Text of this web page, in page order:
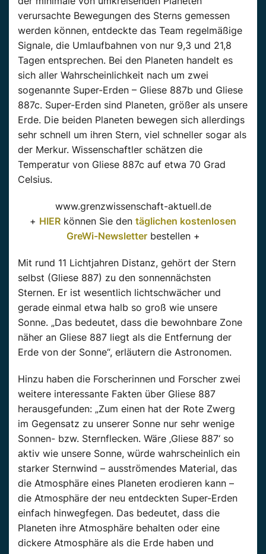
verursachte Bewegungen des Sterns gemessen
werden können, entdeckte das Team regelmäßige
Signale, die Umlaufbahnen von nur 9,3 und 21,8
Tagen entsprechen. Bei den Planeten handelt es
sich aller Wahrscheinlichkeit nach um zwei
sogenannte Super-Erden – Gliese 887b und Gliese
887c. Super-Erden sind Planeten, größer als unsere
Erde. Die beiden Planeten bewegen sich allerdings
sehr schnell um ihren Stern, viel schneller sogar als
der Merkur. Wissenschaftler schätzen die
Temperatur von Gliese 887c auf etwa 70 Grad
Celsius.
www.grenzwissenschaft-aktuell.de
+ HIER können Sie den täglichen kostenlosen
GreWi-Newsletterbestellen +
Mit rund 11 Lichtjahren Distanz, gehört der Stern
selbst (Gliese 887) zu den sonnennächsten
Sternen. Er ist wesentlich lichtschwächer und
gerade einmal etwa halb so groß wie unsere
Sonne. „Das bedeutet, dass die bewohnbare Zone
näher an Gliese 887 liegt als die Entfernung der
Erde von der Sonne“, erläutern die Astronomen.
Hinzu haben die Forscherinnen und Forscher zwei
weitere interessante Fakten über Gliese 887
herausgefunden: „Zum einen hat der Rote Zwerg
im Gegensatz zu unserer Sonne nur sehr wenige
Sonnen- bzw. Sternflecken. Wäre ‚Gliese 887‘ so
aktiv wie unsere Sonne, würde wahrscheinlich ein
starker Sternwind – ausströmendes Material, das
die Atmosphäre eines Planeten erodieren kann –
die Atmosphäre der neu entdeckten Super-Erden
einfach hinwegfegen. Das bedeutet, dass die
Planeten ihre Atmosphäre behalten oder eine
dickere Atmosphäre als die Erde haben und